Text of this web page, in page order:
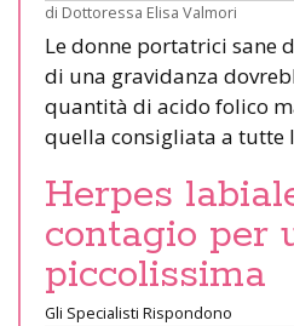
di Dottoressa Elisa Valmori
Le donne portatrici sane
di una gravidanza
quantità di acido folico
quella consigliata a tutte
Herpes
contagio per
piccolissima
Gli Specialisti Rispondono